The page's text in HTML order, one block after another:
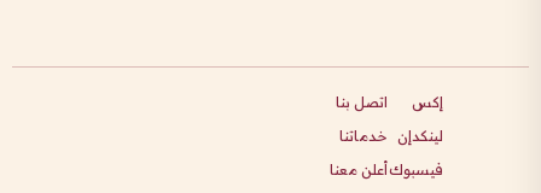
إكس
لينكدإن
فيسبوك
اتصل بنا
خدماتنا
أعلن معنا